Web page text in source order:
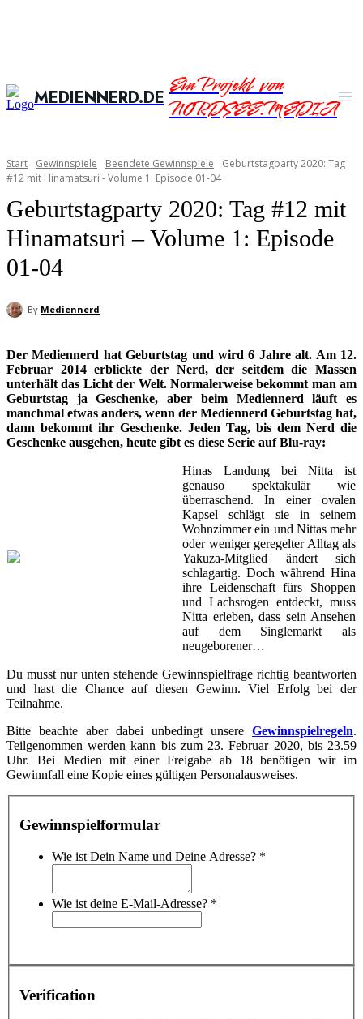
MEDIENNERD.DEEin Projekt von
NORDSEE.MEDIA
Start Gewinnspiele Beendete Gewinnspiele
Geburtstagparty 2020: Tag
#12 mit Hinamatsuri - Volume 1: Episode 01-04
Geburtstagparty 2020: Tag #12 mit
Hinamatsuri – Volume 1: Episode
01-04
By Mediennerd
Der Mediennerd hat Geburtstag und wird 6 Jahre alt. Am 12.
Februar 2014 erblickte der Nerd, der seitdem die Massen
unterhält das Licht der Welt. Normalerweise bekommt man am
Geburtstag ja Geschenke, aber beim Mediennerd läuft es
manchmal etwas anders, wenn der Mediennerd Geburtstag hat,
dann bekommt ihr Geschenke. Jeden Tag, bis dem Nerd die
Geschenke ausgehen, heute gibt es diese Serie auf Blu-ray:
Hinas Landung bei Nitta ist
genauso spektakulär wie
überraschend. In einer ovalen
Kapsel schlägt sie in seinem
Wohnzimmer ein und Nittas mehr
oder weniger geregelter Alltag als
Yakuza-Mitglied ändert sich
schlagartig. Doch während Hina
ihre Leidenschaft fürs Shoppen
und Lachsrogen entdeckt, muss
Nitta erleben, dass sein Ansehen
auf dem Singlemarkt als
neugeborener…
Du musst nur unten stehende Gewinnspielfrage richtig beantworten
und hast die Chance auf diesen Gewinn. Viel Erfolg bei der
Teilnahme.
Bitte beachte aber dabei unbedingt unsere Gewinnspielregeln.
Teilgenommen werden kann bis zum 23. Februar 2020, bis 23.59
Uhr. Bei Medien mit einer Freigabe ab 18 benötigen wir im
Gewinnfall eine Kopie eines gültigen Personalausweises.
Gewinnspielformular
Wie ist Dein Name und Deine Adresse? *
Wie ist deine E-Mail-Adresse? *
Verification